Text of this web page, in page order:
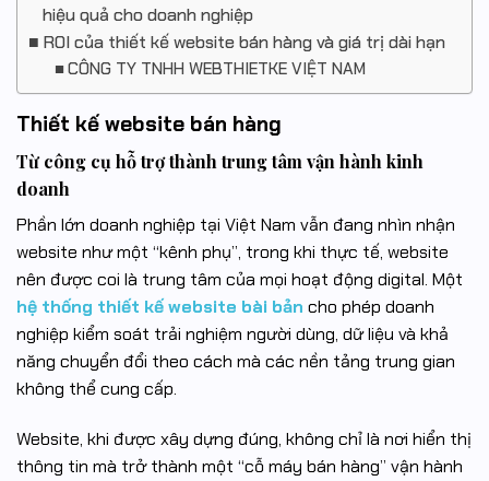
hiệu quả cho doanh nghiệp
ROI của thiết kế website bán hàng và giá trị dài hạn
CÔNG TY TNHH WEBTHIETKE VIỆT NAM
Thiết kế website bán hàng
Từ công cụ hỗ trợ thành trung tâm vận hành kinh
doanh
Phần lớn doanh nghiệp tại Việt Nam vẫn đang nhìn nhận
website như một “kênh phụ”, trong khi thực tế, website
nên được coi là trung tâm của mọi hoạt động digital. Một
hệ thống thiết kế website bài bản cho phép doanh
nghiệp kiểm soát trải nghiệm người dùng, dữ liệu và khả
năng chuyển đổi theo cách mà các nền tảng trung gian
không thể cung cấp.
Website, khi được xây dựng đúng, không chỉ là nơi hiển thị
thông tin mà trở thành một “cỗ máy bán hàng” vận hành